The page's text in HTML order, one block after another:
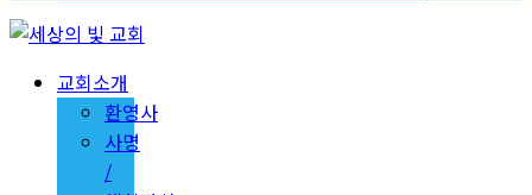
교회소개
환영사
사명
/